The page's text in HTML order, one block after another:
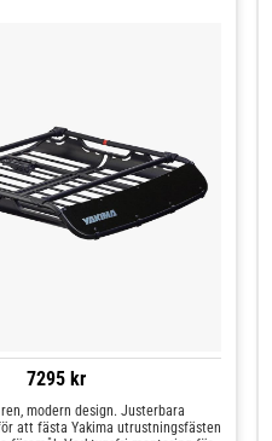
7295 kr
modern design. Justerbara
att fästa Yakima utrustningsfästen